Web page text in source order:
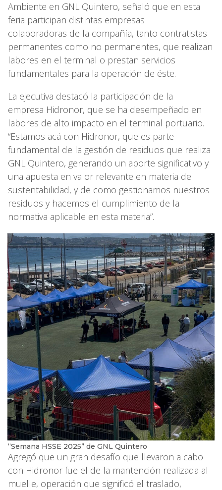
Ambiente en GNL Quintero, señaló que en esta
feria participan distintas empresas
colaboradoras de la compañía, tanto contratistas
permanentes como no permanentes, que realizan
labores en el terminal o prestan servicios
fundamentales para la operación de éste.
La ejecutiva destacó la participación de la
empresa Hidronor, que se ha desempeñado en
labores de alto impacto en el terminal portuario.
“Estamos acá con Hidronor, que es parte
fundamental de la gestión de residuos que realiza
GNL Quintero, generando un aporte significativo y
una apuesta en valor relevante en materia de
sustentabilidad, y de como gestionamos nuestros
residuos y hacemos el cumplimiento de la
normativa aplicable en esta materia”.
“Semana HSSE 2025” de GNL Quintero
Agregó que un gran desafío que llevaron a cabo
con Hidronor fue el de la mantención realizada al
muelle, operación que significó el traslado,